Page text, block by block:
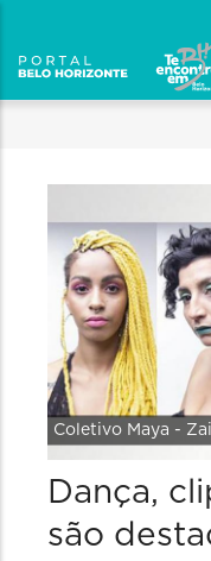
Coletivo Maya -
Dança,
são